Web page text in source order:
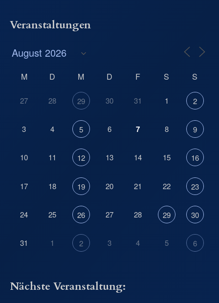
Veranstaltungen
M D M D F S S
27 28 29 30 31 1 2
3 4 5 6 7 8 9
10 11 12 13 14 15 16
17 18 19 20 21 22 23
24 25 26 27 28 29 30
31 1 2 3 4 5 6
Nächste Veranstaltung: